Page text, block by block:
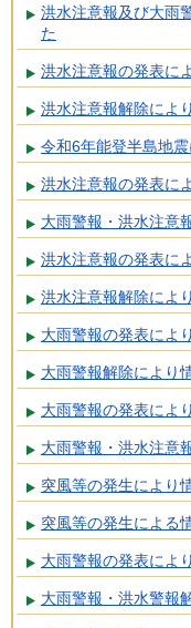
洪水注意報及び大雨
た
洪水注意報の発表に
洪水注意報解除によ
令和6年能登半島地
洪水注意報の発表に
大雨警報・洪水注意
洪水注意報の発表に
洪水注意報解除によ
大雨警報の発表によ
大雨警報解除により
大雨警報の発表によ
大雨警報・洪水注意
突風等の発生により
突風等の発生による
大雨警報の発表によ
大雨警報・洪水警報